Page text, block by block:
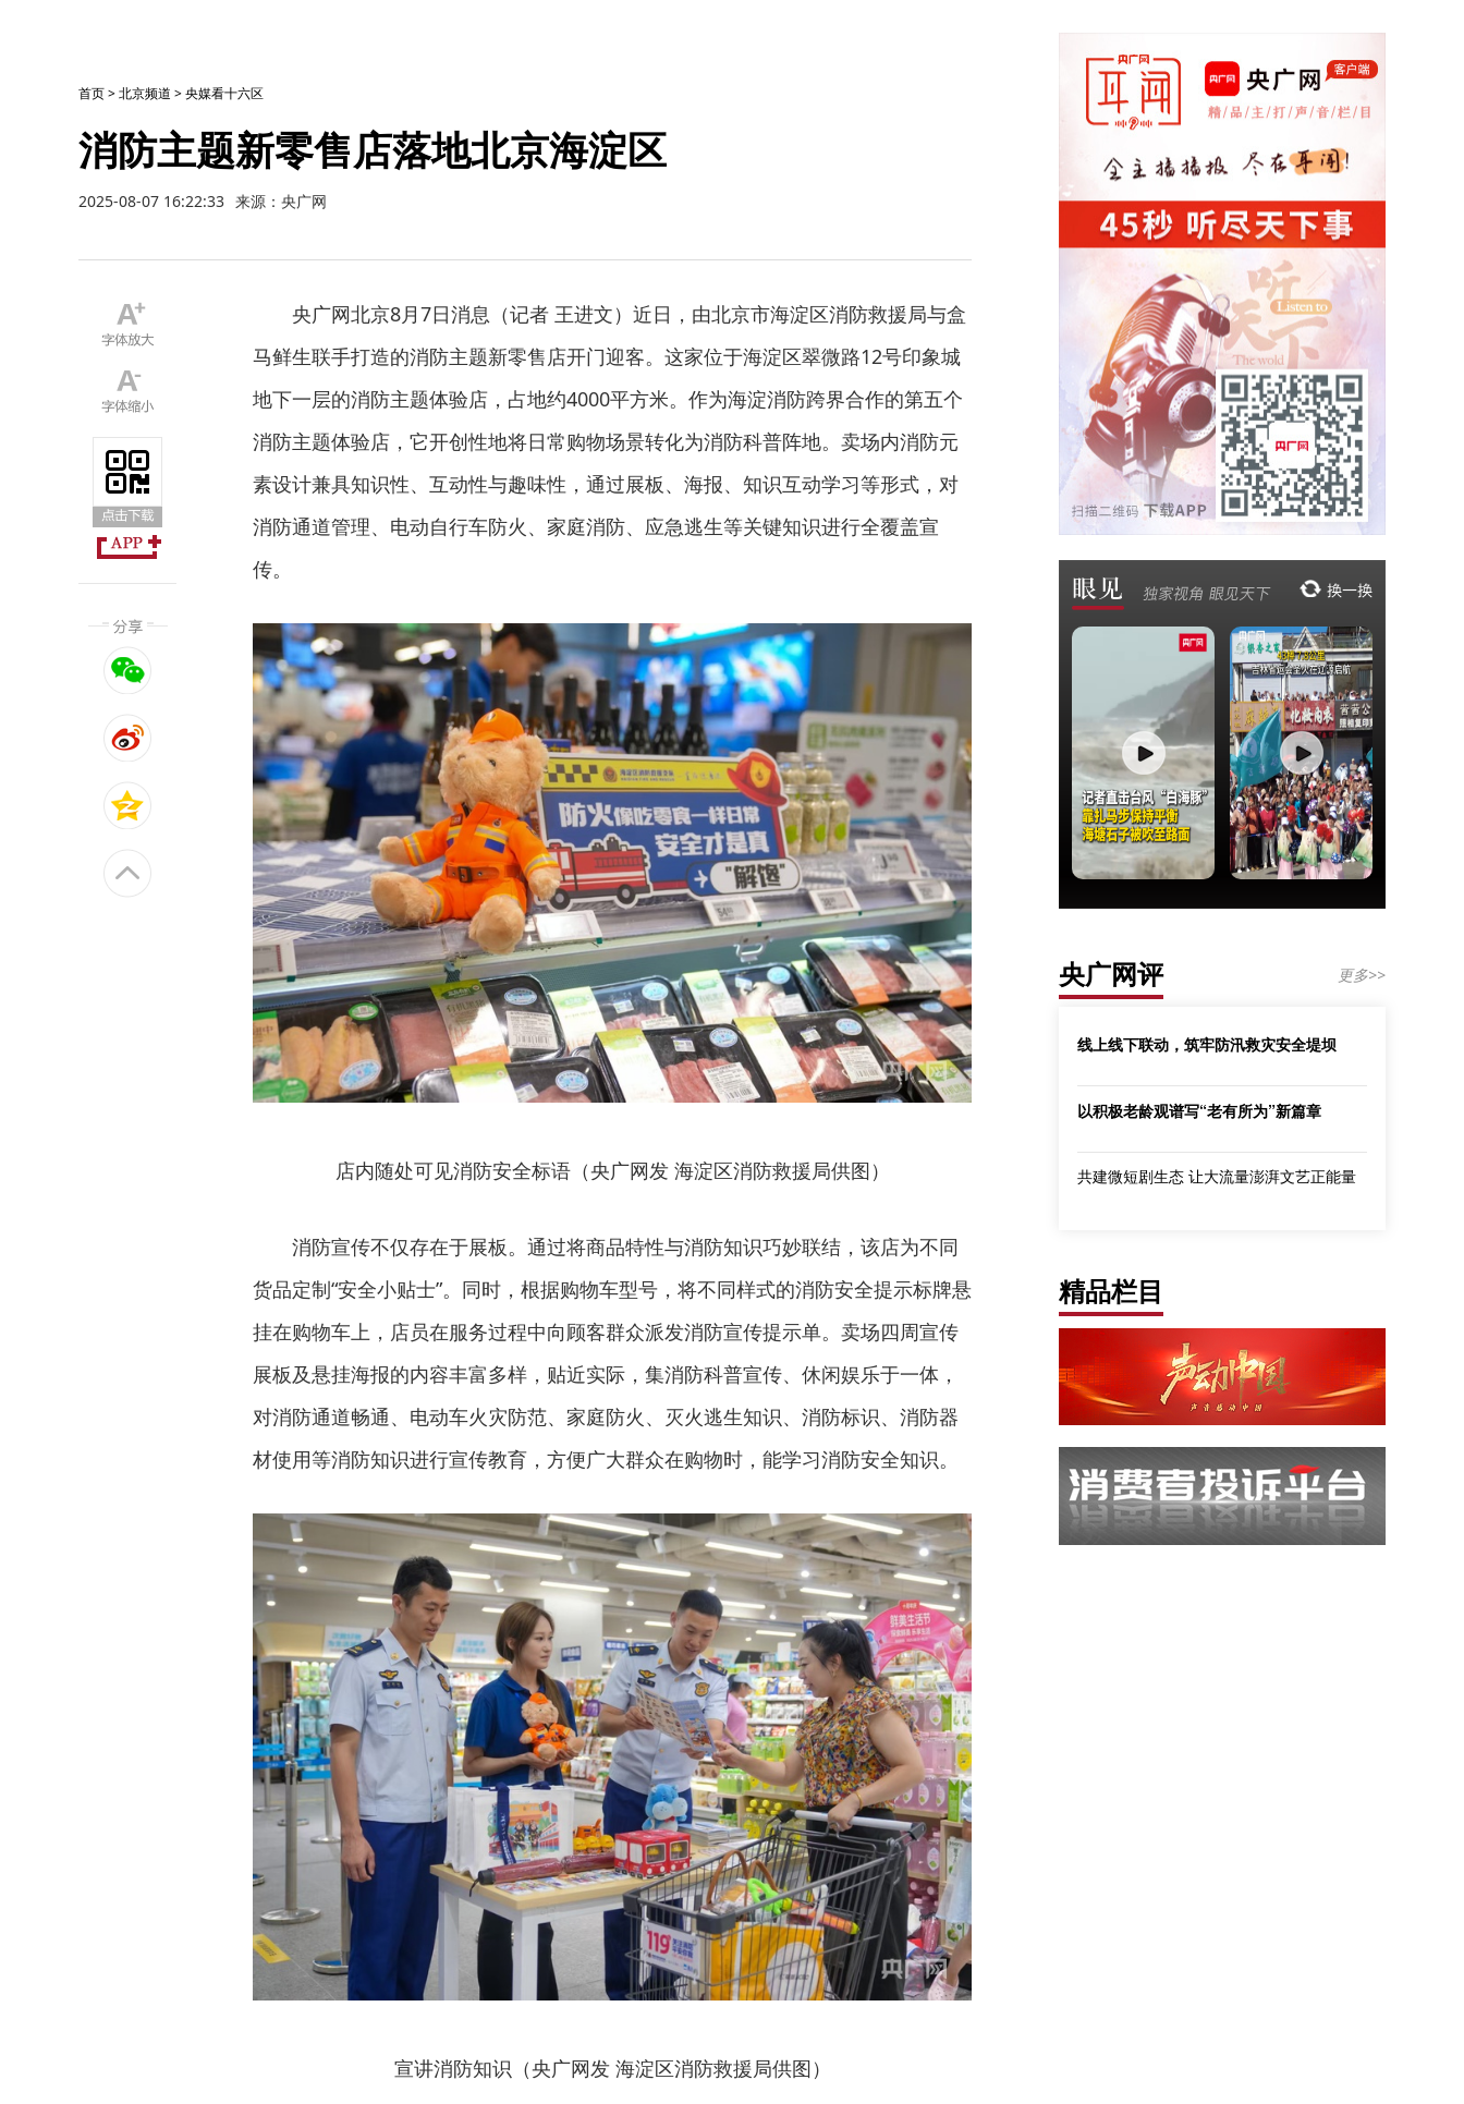
首页>北京频道 >央媒看十六区
消防主题新零售店落地北京海淀区
2025-08-07 16:22:33 来源：央广网
央广网北京8月7日消息（记者 王进文）近日，由北京市海淀区消防救援局与盒
马鲜生联手打造的消防主题新零售店开门迎客。这家位于海淀区翠微路12号印象城
地下一层的消防主题体验店，占地约4000平方米。作为海淀消防跨界合作的第五个
消防主题体验店，它开创性地将日常购物场景转化为消防科普阵地。卖场内消防元
素设计兼具知识性、互动性与趣味性，通过展板、海报、知识互动学习等形式，对
消防通道管理、电动自行车防火、家庭消防、应急逃生等关键知识进行全覆盖宣
传。
店内随处可见消防安全标语（央广网发 海淀区消防救援局供图）
消防宣传不仅存在于展板。通过将商品特性与消防知识巧妙联结，该店为不同
货品定制“安全小贴士”。同时，根据购物车型号，将不同样式的消防安全提示标牌悬
挂在购物车上，店员在服务过程中向顾客群众派发消防宣传提示单。卖场四周宣传
展板及悬挂海报的内容丰富多样，贴近实际，集消防科普宣传、休闲娱乐于一体，
对消防通道畅通、电动车火灾防范、家庭防火、灭火逃生知识、消防标识、消防器
材使用等消防知识进行宣传教育，方便广大群众在购物时，能学习消防安全知识。
宣讲消防知识（央广网发 海淀区消防救援局供图）
央广网评 更多>>
线上线下联动，筑牢防汛救灾安全堤坝
以积极老龄观谱写“老有所为”新篇章
共建微短剧生态 让大流量澎湃文艺正能量
精品栏目